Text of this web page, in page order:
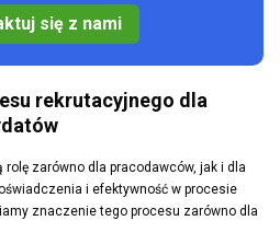
się z nami
rekrutacyjnego dla
zarówno dla pracodawców, jak i dla
i efektywność w procesie
znaczenie tego procesu zarówno dla